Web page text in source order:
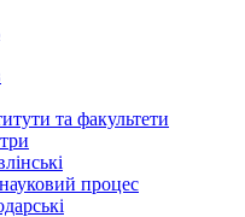
та факультети
процес